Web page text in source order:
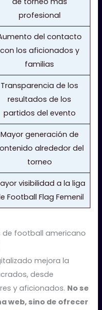
profesional
del contacto
con los aficionados y
familias
Transparencia de los
resultados de los
partidos del evento
Mayor generación de
alrededor del
torneo
visibilidad a la liga
Football Flag Femenil
de football americano
mejora la
desde
y aficionados. No se
web, sino de ofrecer